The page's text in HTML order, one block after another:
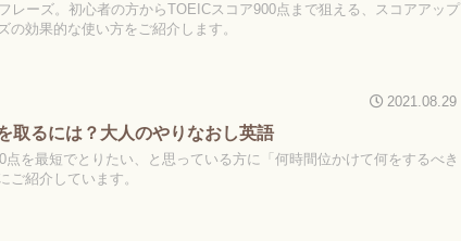
レーズ。初心者の方からTOEICスコア900点まで狙える、スコアアップ
の効果的な使い方をご紹介します。
2021.08.29
取るには？大人のやりなおし英語
を最短でとりたい、と思っている方に「何時間位かけて何をするべき
ご紹介しています。